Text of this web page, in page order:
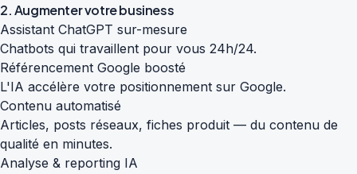
2. Augmenter votre business
Assistant ChatGPT sur-mesure
Chatbots qui travaillent pour vous 24h/24.
Référencement Google boosté
L'IA accélère votre positionnement sur Google.
Contenu automatisé
Articles, posts réseaux, fiches produit — du contenu de
qualité en minutes.
Analyse & reporting IA